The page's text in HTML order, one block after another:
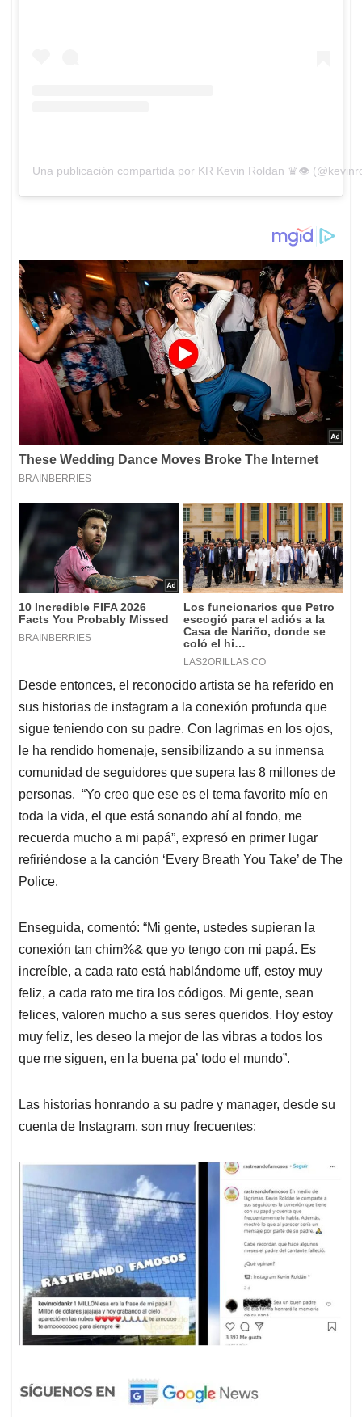
Una publicación compartida por KR Kevin Roldan ♛👁
Desde entonces, el reconocido artista se ha referido en
sus historias de instagram a la conexión profunda que
sigue teniendo con su padre. Con lagrimas en los ojos,
le ha rendido homenaje, sensibilizando a su inmensa
comunidad de seguidores que supera las 8 millones de
personas. “Yo creo que ese es el tema favorito mío en
toda la vida, el que está sonando ahí al fondo, me
recuerda mucho a mi papá”, expresó en primer lugar
refiriéndose a la canción ‘Every Breath You Take’ de The
Police.
Enseguida, comentó: “Mi gente, ustedes supieran la
conexión tan chim%& que yo tengo con mi papá. Es
increíble, a cada rato está hablándome uff, estoy muy
feliz, a cada rato me tira los códigos. Mi gente, sean
felices, valoren mucho a sus seres queridos. Hoy estoy
muy feliz, les deseo la mejor de las vibras a todos los
que me siguen, en la buena pa’ todo el mundo”.
Las historias honrando a su padre y manager, desde su
cuenta de Instagram, son muy frecuentes: